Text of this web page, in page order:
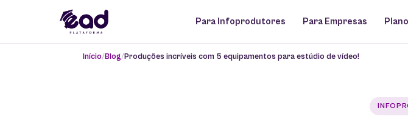
Para Infoprodutores Para Empresas
Início Blog Produções incríveis com 5 equipamentos para estúdio de vídeo!